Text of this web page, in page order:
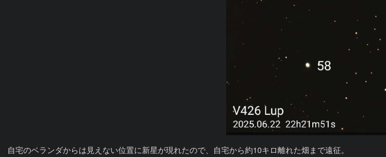
自宅のベランダからは見えない位置に新星が現れたので、自宅から約10キロ離れた畑まで遠征。